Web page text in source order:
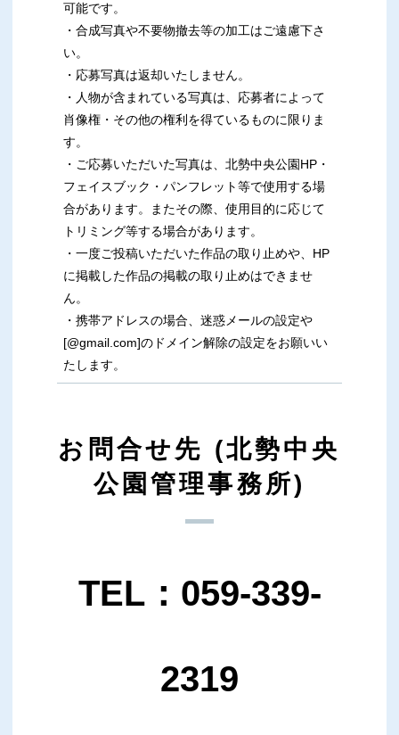
可能です。
・合成写真や不要物撤去等の加工はご遠慮下さ
い。
・応募写真は返却いたしません。
・人物が含まれている写真は、応募者によって
肖像権・その他の権利を得ているものに限りま
す。
・ご応募いただいた写真は、北勢中央公園HP・
フェイスブック・パンフレット等で使用する場
合があります。またその際、使用目的に応じて
トリミング等する場合があります。
・一度ご投稿いただいた作品の取り止めや、HP
に掲載した作品の掲載の取り止めはできませ
ん。
・携帯アドレスの場合、迷惑メールの設定や
[@gmail.com]のドメイン解除の設定をお願いい
たします。
お問合せ先 (北勢中央
公園管理事務所)
TEL：059-339-
2319